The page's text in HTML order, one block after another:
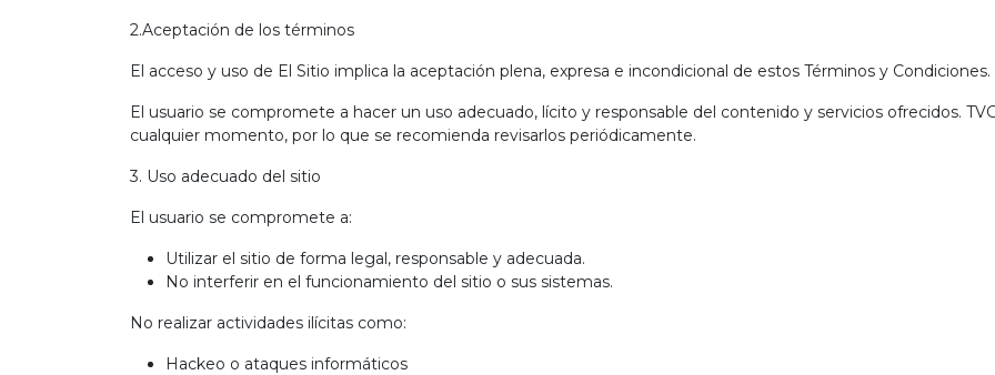
2.Aceptación de los términos
El acceso y uso de El Sitio implica la aceptación plena, expresa e incondicional de estos Términos y Condiciones.
El usuario se compromete a hacer un uso adecuado, lícito y responsable del contenido y servicios ofrecidos.
cualquier momento, por lo que se recomienda revisarlos periódicamente.
3. Uso adecuado del sitio
El usuario se compromete a:
Utilizar el sitio de forma legal, responsable y adecuada.
No interferir en el funcionamiento del sitio o sus sistemas.
No realizar actividades ilícitas como:
Hackeo o ataques informáticos